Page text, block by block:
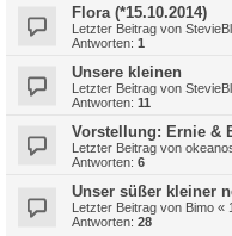
Flora (*15.10.2014)
Letzter Beitrag von
Antworten: 1
Unsere kleinen
Letzter Beitrag von
Antworten: 11
Vorstellung: Ernie &
Letzter Beitrag von
Antworten: 6
Unser süßer kleiner
Letzter Beitrag von Bimo «
Antworten: 28